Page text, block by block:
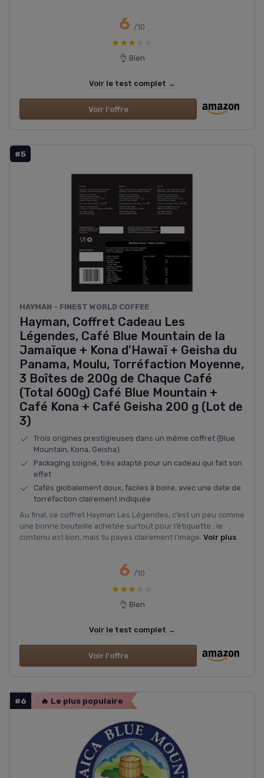
6 /10
★★★★★
★★★★★
👌 Bien
Voir le test complet →
Voir l'offre
#5
HAYMAN - FINEST WORLD COFFEE
Hayman, Coffret Cadeau Les
Légendes, Café Blue Mountain de la
Jamaïque + Kona d'Hawaï + Geisha du
Panama, Moulu, Torréfaction Moyenne,
3 Boîtes de 200g de Chaque Café
(Total 600g) Café Blue Mountain +
Café Kona + Café Geisha 200 g (Lot de
3)
Trois origines prestigieuses dans un même coffret (Blue
Mountain, Kona, Geisha)
Packaging soigné, très adapté pour un cadeau qui fait son
effet
Cafés globalement doux, faciles à boire, avec une date de
torréfaction clairement indiquée
Au final, ce coffret Hayman Les Légendes, c’est un peu comme
une bonne bouteille achetée surtout pour l’étiquette : le
contenu est bon, mais tu payes clairement l’image. Voir plus
6 /10
★★★★★
★★★★★
👌 Bien
Voir le test complet →
Voir l'offre
#6 🔥 Le plus populaire